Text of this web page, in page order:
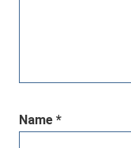
Name *